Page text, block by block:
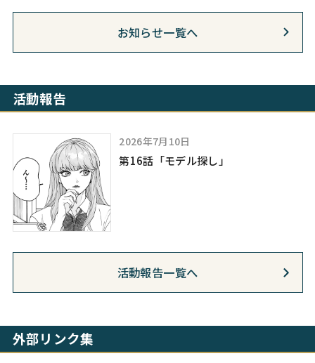
お知らせ一覧へ
活動報告
2026年7月10日
第16話「モデル探し」
活動報告一覧へ
外部リンク集